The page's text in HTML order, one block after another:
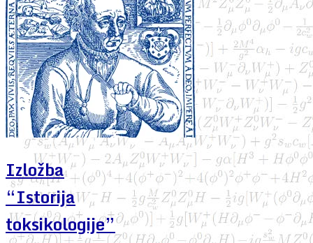
Izložba
“Istorija
toksikologije”